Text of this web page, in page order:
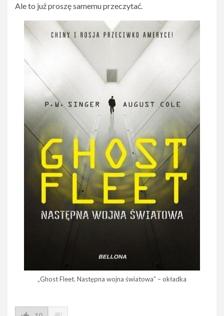
Ale to już proszę samemu przeczytać.
„Ghost Fleet. Następna wojna światowa” – okładka